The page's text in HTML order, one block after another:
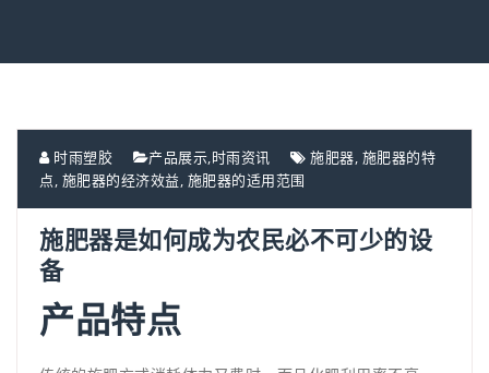
时雨塑胶 产品展示,时雨资讯 施肥器, 施肥器的特
点, 施肥器的经济效益, 施肥器的适用范围
施肥器是如何成为农民必不可少的设
备
产品特点